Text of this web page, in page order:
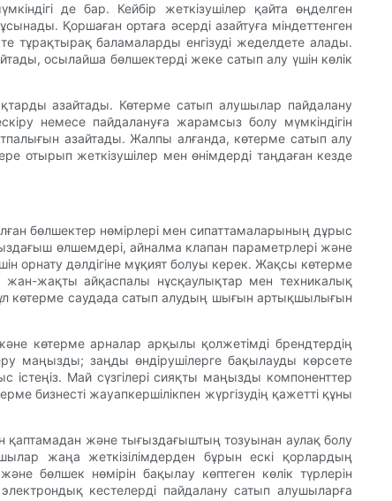
де бар. Кейбір жеткізушілер қайта өңделген
Қоршаған ортаға әсерді азайтуға міндеттенген
тұрақтырақ баламаларды енгізуді жеделдете алады.
осылайша бөлшектерді жеке сатып алу үшін көлік
азайтады. Көтерме сатып алушылар пайдалану
немесе пайдалануға жарамсыз болу мүмкіндігін
азайтады. Жалпы алғанда, көтерме сатып алу
отырып жеткізушілер мен өнімдерді таңдаған кезде
бөлшектер нөмірлері мен сипаттамаларының дұрыс
өлшемдері, айналма клапан параметрлері және
орнату дәлдігіне мұқият болуы керек. Жақсы көтерме
жан-жақты айқаспалы нұсқаулықтар мен техникалық
көтерме саудада сатып алудың шығын артықшылығын
көтерме арналар арқылы қолжетімді брендтердің
маңызды; заңды өндірушілерге бақылауды көрсете
Май сүзгілері сияқты маңызды компоненттер
бизнесті жауапкершілікпен жүргізудің қажетті құны
қаптамадан және тығыздағыштың тозуынан аулақ болу
жаңа жеткізілімдерден бұрын ескі қорлардың
бөлшек нөмірін бақылау көптеген көлік түрлерін
кестелерді пайдалану сатып алушыларға